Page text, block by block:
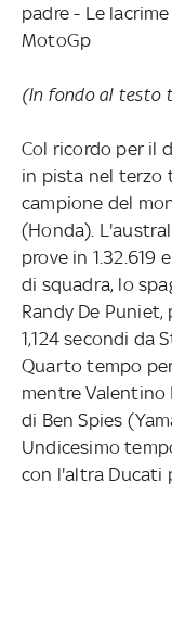
padre - Le
MotoGp
(In fondo al testo
Col ricordo per il
in pista nel terzo
campione del
(Honda).
prove in 1.32.619
di squadra, lo
Randy De
1,124 secondi da
Quarto tempo
mentre Valentino
di Ben Spies
Undicesimo
con l'altra Ducati